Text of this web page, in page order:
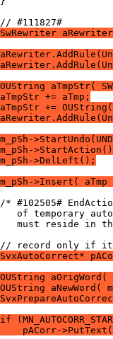
aTmpStr(
+= aTmp;
+=
>DelLeft();
>Insert( aTmp
aNewWord(
pACorr-